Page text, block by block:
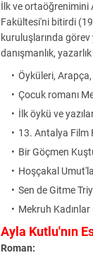
İlk ve ortaöğrenimini
Fakültesi'ni bitirdi
kuruluşlarında görev
danışmanlık,
Öyküleri,
Çocuk romanı
İlk öykü ve
13. Antalya Film
Bir Göçmen
Hoşçakal
Sen de Gitme
Mekruh Kadınlar
Ayla Kutlu'nın
Roman: